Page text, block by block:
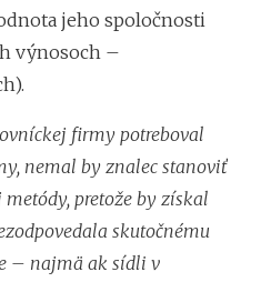
jeho spoločnosti
výnosoch –
firmy potreboval
nemal by znalec stanoviť
pretože by získal
skutočnému
– najmä ak sídli v